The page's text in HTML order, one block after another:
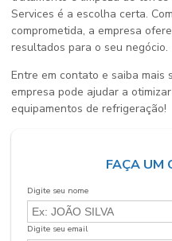
Services é a escolha certa.
comprometida, a empresa
resultados para o seu negócio.
Entre em contato e saiba mais
empresa pode ajudar a
equipamentos de refrigeração!
FAÇA UM
Digite seu nome
Digite seu email